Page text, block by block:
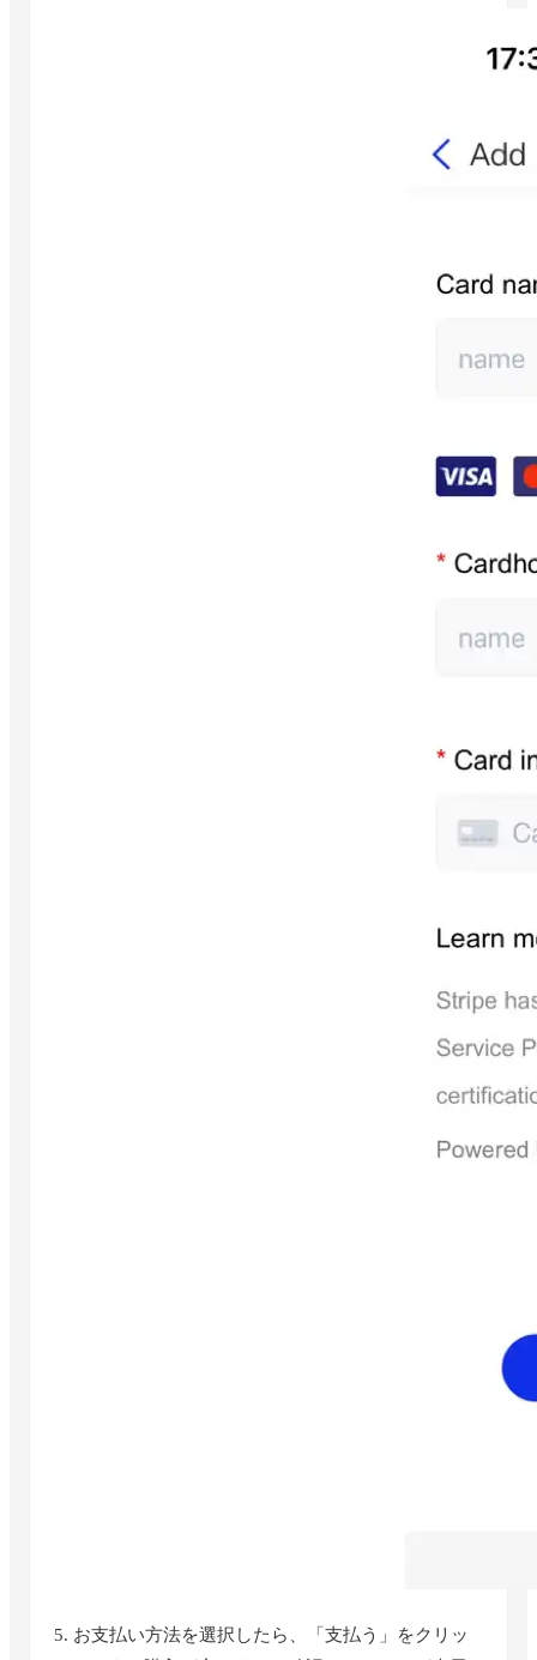
5. お支払い方法を選択したら、「支払う」をクリッ